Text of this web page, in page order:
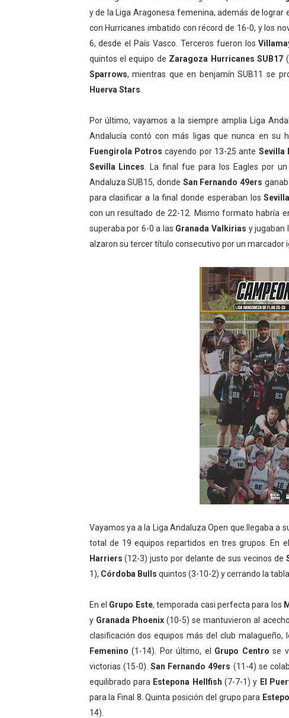
y de la Liga Aragonesa femenina, además de lograr
con Hurricanes imbatido con récord de 16-0, y los
6, desde el País Vasco. Terceros fueron los
quintos el equipo de Zaragoza Hurricanes SUB17
Sparrows, mientras que en benjamín SUB11 se
Huerva Stars
Por último, vayamos a la siempre amplia Liga
Andalucía contó con más ligas que nunca en su
Fuengirola Potroscayendo por 13-25 ante Sevilla
Sevilla Linces . La final fue para los Eagles por
Andaluza SUB15, donde San Fernando 49ers
para clasificar a la final donde esperaban los
con un resultado de 22-12. Mismo formato habría
superaba por 6-0 a las Granada Valkirias y jugaban
alzaron su tercer título consecutivo por un marcador
Vayamos ya a la Liga Andaluza Open que llegaba a
total de 19 equipos repartidos en tres grupos. En el
Harriers(12-3) justo por delante de sus vecinos de
1), Córdoba Bulls quintos (3-10-2) y cerrando la tabla
En el Grupo Este, temporada casi perfecta para los
y Granada Phoenix (10-5) se mantuvieron al acecho.
clasificación dos equipos más del club malagueño,
Femenino(1-14). Por último, el Grupo Centrose
victorias (15-0). San Fernando 49ers (11-4) se
equilibrado para Estepona Hellfish (7-7-1) y El
para la Final 8. Quinta posición del grupo para
14).